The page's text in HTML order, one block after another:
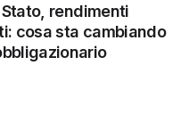
rendimenti
cosa sta cambiando